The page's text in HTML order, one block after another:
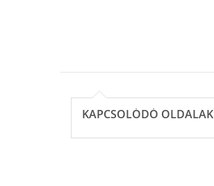
KAPCSOLÓDÓ OLDALAK